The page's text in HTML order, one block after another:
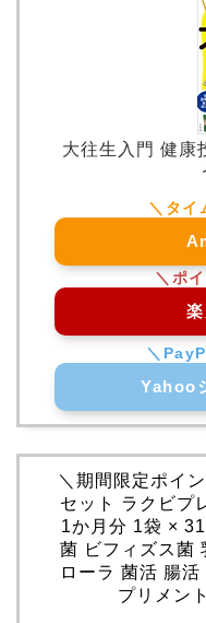
大往生入門 健康
Yahoo
＼期間限定ポイ
セット ラクビプ
1か月分 1袋 ×
菌 ビフィズス菌
ローラ 菌活 腸
プリメン